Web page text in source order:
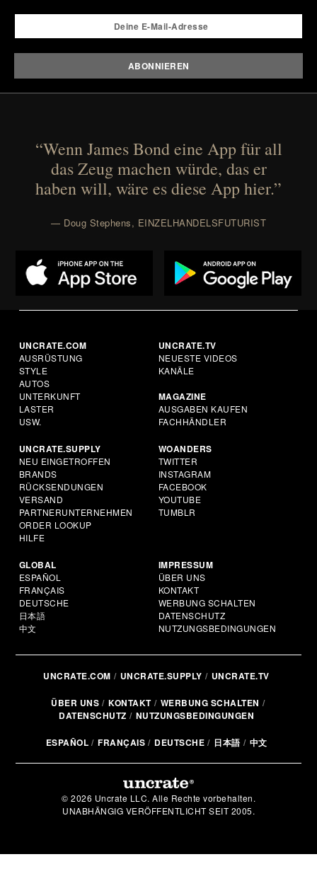
“Wenn James Bond eine App für all
das Zeug machen würde, das er
haben will, wäre es diese App hier.”
— Doug Stephens, EINZELHANDELSFUTURIST
UNCRATE.COM
AUSRÜSTUNG
STYLE
AUTOS
UNTERKUNFT
LASTER
USW.
UNCRATE.TV
NEUESTE VIDEOS
KANÄLE
MAGAZINE
AUSGABEN KAUFEN
FACHHÄNDLER
UNCRATE.SUPPLY
NEU EINGETROFFEN
BRANDS
RÜCKSENDUNGEN
VERSAND
PARTNERUNTERNEHMEN
ORDER LOOKUP
HILFE
WOANDERS
TWITTER
INSTAGRAM
FACEBOOK
YOUTUBE
TUMBLR
GLOBAL
ESPAÑOL
FRANÇAIS
DEUTSCHE
日本語
中文
IMPRESSUM
ÜBER UNS
KONTAKT
WERBUNG SCHALTEN
DATENSCHUTZ
NUTZUNGSBEDINGUNGEN
UNCRATE.COM UNCRATE.SUPPLY UNCRATE.TV
ÜBER UNS KONTAKT
WERBUNG SCHALTEN
DATENSCHUTZ
NUTZUNGSBEDINGUNGEN
ESPAÑOL FRANÇAIS DEUTSCHE 日本語 中文
© 2026 Uncrate LLC. Alle Rechte vorbehalten.
UNABHÄNGIG VERÖFFENTLICHT SEIT 2005.